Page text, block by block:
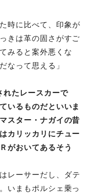
時に比べて、印象が
きは革の固さがすご
みると案外悪くな
なって思える」
たレースカーで
いるものだといいま
スター・ナガイの昔
カリッカリにチュー
がおいてあるそう
レーサーだし、ダテ
いまもポルシェ乗っ